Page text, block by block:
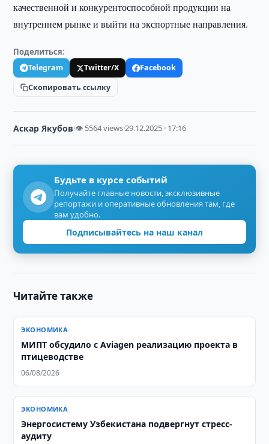
качественной и конкурентоспособной продукции на
внутреннем рынке и выйти на экспортные направления.
Поделиться:
Telegram Twitter/X
Facebook
Скопировать ссылку
Аскар Якубов·👁 5564 views·29.12.2025 · 17:16
Будьте в курсе событий
Получайте главные новости, эксклюзивные
репортажи и оперативные обновления там, где
вам удобно.
Подписывайтесь на наш канал
Читайте также
ЭКОНОМИКА
МИПТ обсудило с Aviagen реализацию проекта в
птицеводстве
06/08/2026
ЭКОНОМИКА
Энергосистему Узбекистана подвергнут стресс-
аудиту